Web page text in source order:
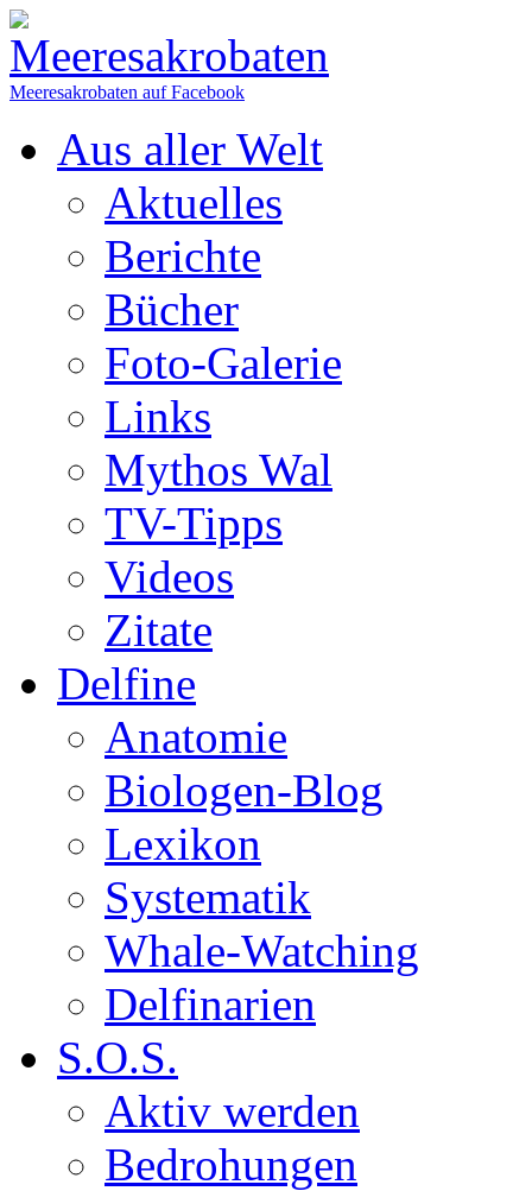
Meeresakrobaten auf Facebook
Aus aller Welt
Aktuelles
Berichte
Bücher
Foto-Galerie
Links
Mythos Wal
TV-Tipps
Videos
Zitate
Delfine
Anatomie
Biologen-Blog
Lexikon
Systematik
Whale-Watching
Delfinarien
S.O.S.
Aktiv werden
Bedrohungen